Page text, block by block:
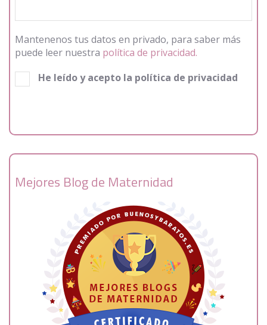
Mantenenos tus datos en privado, para saber más
puede leer nuestra política de privacidad.
He leído y acepto la política de privacidad
Mejores Blog de Maternidad